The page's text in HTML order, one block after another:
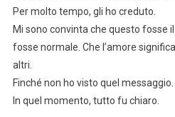
Per molto tempo, gli ho creduto.
Mi sono convinta che questo fosse
fosse normale. Che l’amore
altri.
Finché non ho visto quel messaggio.
In quel momento, tutto fu chiaro.